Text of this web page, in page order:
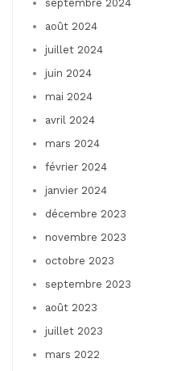
septembre 2024
août 2024
juillet 2024
juin 2024
mai 2024
avril 2024
mars 2024
février 2024
janvier 2024
décembre 2023
novembre 2023
octobre 2023
septembre 2023
août 2023
juillet 2023
mars 2022